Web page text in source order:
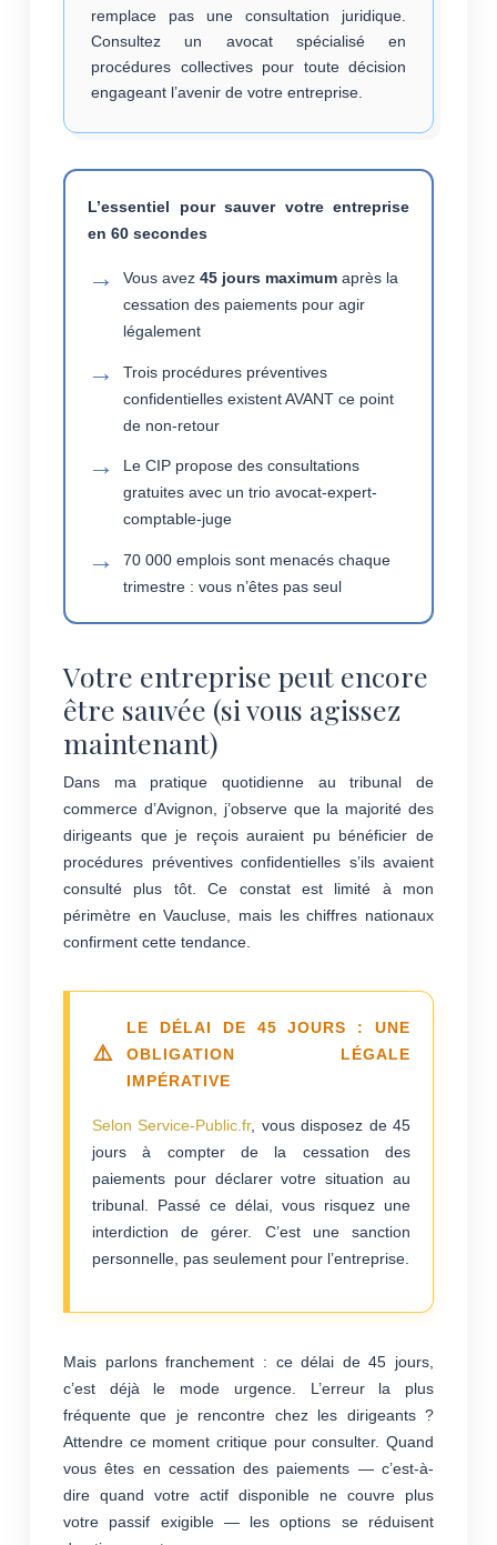
remplace pas une consultation juridique.
Consultez un avocat spécialisé en
procédures collectives pour toute décision
engageant l’avenir de votre entreprise.
L’essentiel pour sauver votre entreprise
en 60 secondes
Vous avez 45 jours maximum après la
cessation des paiements pour agir
légalement
Trois procédures préventives
confidentielles existent AVANT ce point
de non-retour
Le CIP propose des consultations
gratuites avec un trio avocat-expert-
comptable-juge
70 000 emplois sont menacés chaque
trimestre : vous n’êtes pas seul
Votre entreprise peut encore
être sauvée (si vous agissez
maintenant)
Dans ma pratique quotidienne au tribunal de
commerce d’Avignon, j’observe que la majorité des
dirigeants que je reçois auraient pu bénéficier de
procédures préventives confidentielles s’ils avaient
consulté plus tôt. Ce constat est limité à mon
périmètre en Vaucluse, mais les chiffres nationaux
confirment cette tendance.
LE DÉLAI DE 45 JOURS : UNE
OBLIGATION LÉGALE
IMPÉRATIVE
Selon Service-Public.fr, vous disposez de 45
jours à compter de la cessation des
paiements pour déclarer votre situation au
tribunal. Passé ce délai, vous risquez une
interdiction de gérer. C’est une sanction
personnelle, pas seulement pour l’entreprise.
Mais parlons franchement : ce délai de 45 jours,
c’est déjà le mode urgence. L’erreur la plus
fréquente que je rencontre chez les dirigeants ?
Attendre ce moment critique pour consulter. Quand
vous êtes en cessation des paiements — c’est-à-
dire quand votre actif disponible ne couvre plus
votre passif exigible — les options se réduisent